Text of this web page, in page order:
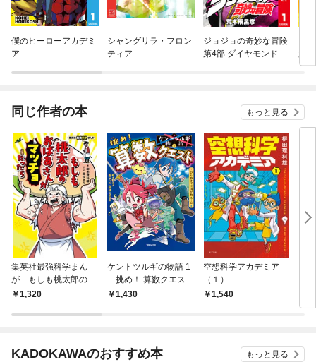
僕のヒーローアカデミ
ア
シャングリラ・フロン
ティア
ジョジョの奇妙な冒険
第4部 ダイヤモンドは
第5
版
同じ作者の本 もっと見る
集英社最強科学まん
が もしも桃太郎のお
ばあさんがマッチョだ
1,320
ケントツルギの物語 1
挑め！ 算数クエス
ト ひらめきで王国を
1,430
空想科学アカデミア
（１）
1,540
KADOKAWAのおすすめ本 もっと見る